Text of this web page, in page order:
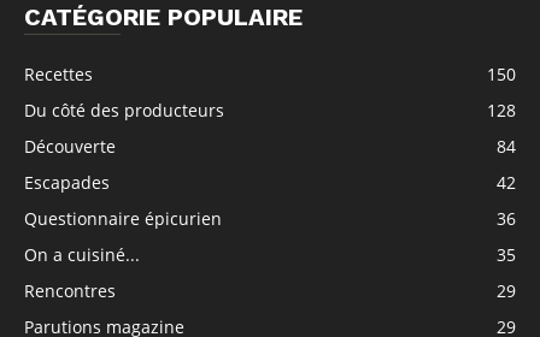
CATÉGORIE POPULAIRE
Recettes
150
Du côté des producteurs
128
Découverte
84
Escapades
42
Questionnaire épicurien
36
On a cuisiné...
35
Rencontres
29
Parutions magazine
29